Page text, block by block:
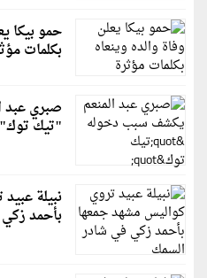
حمو بيكا
بكلمات
صبري عبد
"تيك توك"
نبيلة
بأحمد